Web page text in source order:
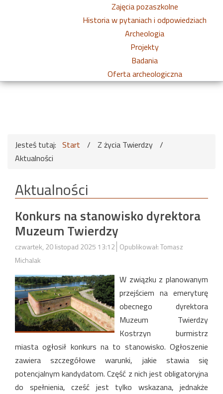
Zajęcia pozaszkolne
Historia w pytaniach i odpowiedziach
Archeologia
Projekty
Badania
Oferta archeologiczna
Jesteś tutaj: Start / Z życia Twierdzy /
Aktualności
Aktualności
Konkurs na stanowisko dyrektora
Muzeum Twierdzy
czwartek, 20 listopad 2025 13:12 Opublikował: Tomasz
Michalak
W związku z planowanym
przejściem na emeryturę
obecnego dyrektora
Muzeum Twierdzy
Kostrzyn burmistrz
miasta ogłosił konkurs na to stanowisko. Ogłoszenie
zawiera szczegółowe warunki, jakie stawia się
potencjalnym kandydatom. Część z nich jest obligatoryjna
do spełnienia, cześć jest tylko wskazana, jednakże